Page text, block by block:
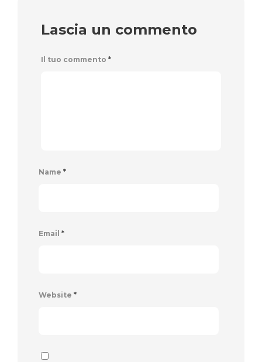
Lascia un commento
Il tuo commento *
Name *
Email *
Website *